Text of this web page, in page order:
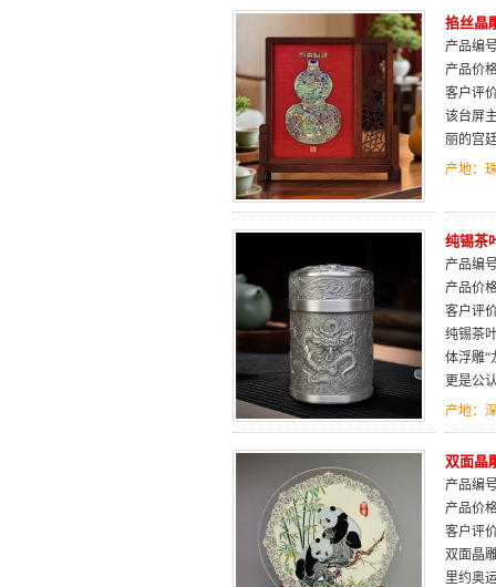
掐丝晶
产品编
产品价
客户评
该台屏
丽的宫
产地：
纯锡茶
产品编
产品价
客户评
纯锡茶
体浮雕“
更是公
产地：
双面晶
产品编
产品价
客户评
双面晶
里约奥